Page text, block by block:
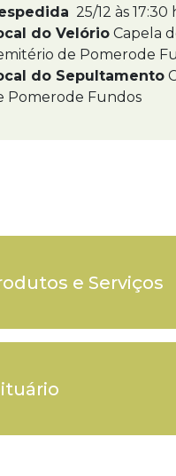
25/12 às 17:30
do Velório Capela
de Pomerode
do Sepultamento
Pomerode Fundos
e Serviços